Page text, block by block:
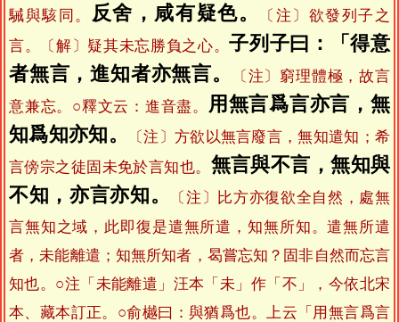
駴與駭同。
反舍，咸有疑色。
〔注〕欲發列子之
言。〔解〕疑其未忘勝負之心。子列子曰：「得意
者無言，進知者亦無言。
〔注〕窮理體極，故言
意兼忘。○釋文云：進音盡。
用無言爲言亦言，無
知爲知亦知。
〔注〕方欲以無言廢言，無知遣知；希
言傍宗之徒固未免於言知也。 無言與不言，無知與
不知，亦言亦知。
〔注〕比方亦復欲全自然，處無
言無知之域，此即復是遣無所遣，知無所知。遣無所遣
者，未能離遣；知無所知者，曷嘗忘知？固非自然而忘言
知也。○注「未能離遣」汪本「未」作「不」，今依北宋
本、藏本訂正。○俞樾曰：與猶爲也。上云「用無言爲言